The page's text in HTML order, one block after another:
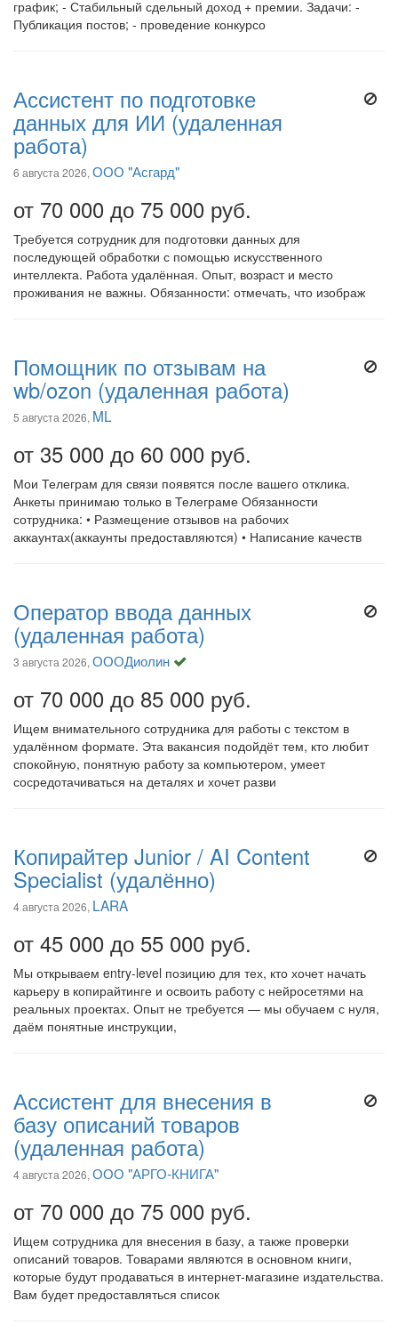
график; - Стабильный сдельный доход + премии. Задачи: -
Публикация постов; - проведение конкурсо
Ассистент по подготовке
данных для ИИ (удаленная
работа)
6 августа 2026, ООО "Асгард"
от 70 000 до 75 000 руб.
Требуется сотрудник для подготовки данных для
последующей обработки с помощью искусственного
интеллекта. Работа удалённая. Опыт, возраст и место
проживания не важны. Обязанности: отмечать, что изображ
Помощник по отзывам на
wb/ozon (удаленная работа)
5 августа 2026, ML
от 35 000 до 60 000 руб.
Мои Телеграм для связи появятся после вашего отклика.
Анкеты принимаю только в Телеграме Обязанности
сотрудника: • Размещение отзывов на рабочих
аккаунтах(аккаунты предоставляются) • Написание качеств
Оператор ввода данных
(удаленная работа)
3 августа 2026, ОООДиолин
от 70 000 до 85 000 руб.
Ищем внимательного сотрудника для работы с текстом в
удалённом формате. Эта вакансия подойдёт тем, кто любит
спокойную, понятную работу за компьютером, умеет
сосредотачиваться на деталях и хочет разви
Копирайтер Junior / AI Content
Specialist (удалённо)
4 августа 2026, LARA
от 45 000 до 55 000 руб.
Мы открываем entry-level позицию для тех, кто хочет начать
карьеру в копирайтинге и освоить работу с нейросетями на
реальных проектах. Опыт не требуется — мы обучаем с нуля,
даём понятные инструкции,
Ассистент для внесения в
базу описаний товаров
(удаленная работа)
4 августа 2026, ООО "АРГО-КНИГА"
от 70 000 до 75 000 руб.
Ищем сотрудника для внесения в базу, а также проверки
описаний товаров. Товарами являются в основном книги,
которые будут продаваться в интернет-магазине издательства.
Вам будет предоставляться список